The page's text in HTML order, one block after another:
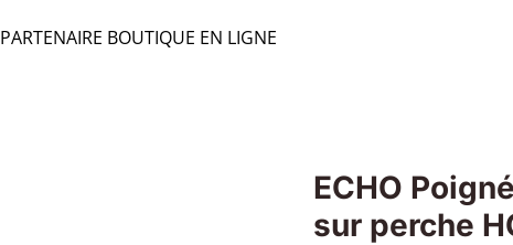
PARTENAIRE BOUTIQUE EN LIGNE
ECHO
sur perche